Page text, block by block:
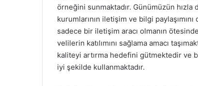
örneğini sunmaktadır. Günümüzün
kurumlarının iletişim ve bilgi
sadece bir iletişim aracı olmanın
velilerin katılımını sağlama amacı
kaliteyi artırma hedefini gütmektedir ve
iyi şekilde kullanmaktadır.